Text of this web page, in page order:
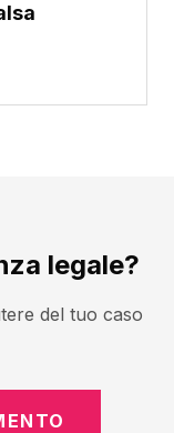
legale?
del tuo caso